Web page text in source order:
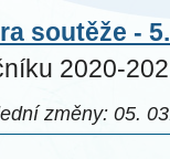
soutěže -
2020-
změny: 05.